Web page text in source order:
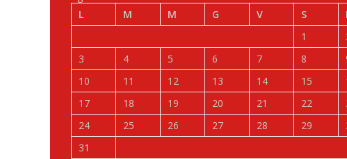
L
M M G V S
1
3
4 5 6 7 8
10
11 12 13 14 15
17
18 19 20 21 22
24
25 26 27 28 29
31